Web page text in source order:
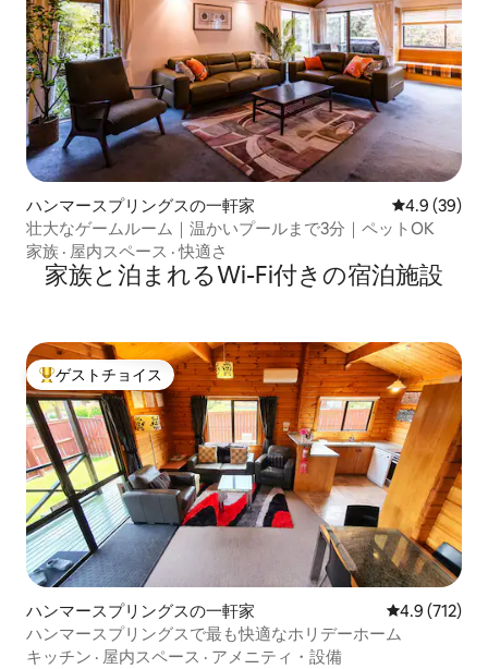
ハンマースプリングスの一軒家 レビュー39
4.9 (39)
壮大なゲームルーム｜温かいプールまで3分｜ペットOK
家族 · 屋内スペース ·快適さ
家族と泊まれるWi-Fi付きの宿泊施設
大好評のゲストチョイスです。
ゲストチョイス
ハンマースプリングスの一軒家 レビュー712
4.9 (712)
ハンマースプリングスで最も快適なホリデーホーム
キッチン · 屋内スペース · アメニティ・設備